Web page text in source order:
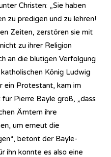
Christen: „Sie haben
zu predigen und zu lehren!
Zeiten, zerstören sie mit
zu ihrer Religion
an die blutigen Verfolgung
König Ludwig
ein Protestant, kam im
Pierre Bayle groß, „dass
Ämtern ihre
um erneut die
betont der Bayle-
ihn konnte es also eine